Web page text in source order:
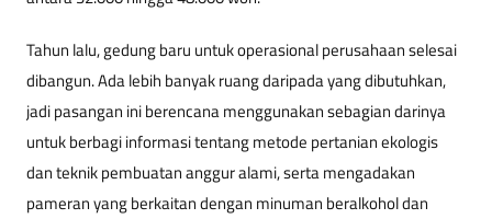
Tahun lalu, gedung baru untuk operasional perusahaan selesai
dibangun. Ada lebih banyak ruang daripada yang dibutuhkan,
jadi pasangan ini berencana menggunakan sebagian darinya
untuk berbagi informasi tentang metode pertanian ekologis
dan teknik pembuatan anggur alami, serta mengadakan
pameran yang berkaitan dengan minuman beralkohol dan